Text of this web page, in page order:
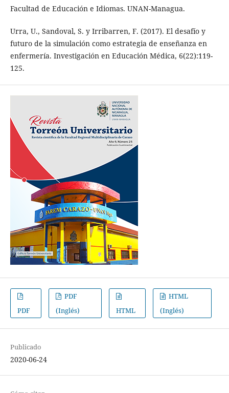
Facultad de Educación e Idiomas. UNAN-Managua.
Urra, U., Sandoval, S. y Irribarren, F. (2017). El desafío y
futuro de la simulación como estrategia de enseñanza en
enfermería. Investigación en Educación Médica, 6(22):119-
125.
PDF
PDF
(Inglés)
HTML
HTML
(Inglés)
Publicado
2020-06-24